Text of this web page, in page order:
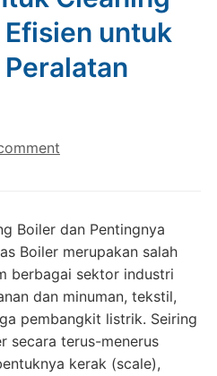
untuk
Boiler dan Pentingnya
Boiler merupakan salah
berbagai sektor industri
dan minuman, tekstil,
pembangkit listrik. Seiring
secara terus-menerus
kerak (scale),